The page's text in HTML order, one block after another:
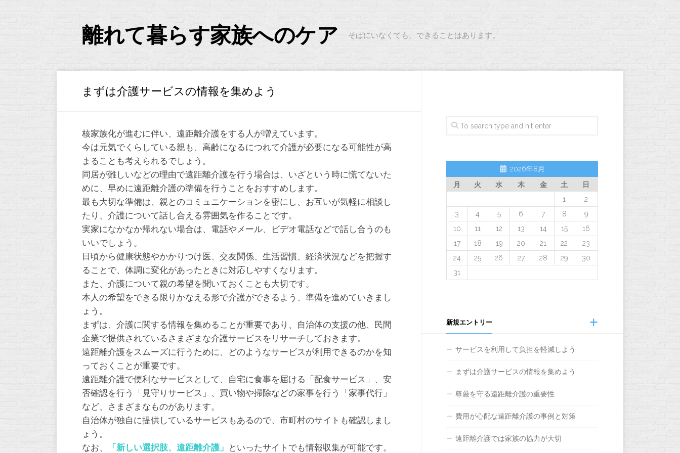
離れて暮らす家族へのケア そばにいなくても、できることはあります。
まずは介護サービスの情報を集めよう
核家族化が進むに伴い、遠距離介護をする人が増えています。
今は元気でくらしている親も、高齢になるにつれて介護が必要になる可能性が高
まることも考えられるでしょう。
同居が難しいなどの理由で遠距離介護を行う場合は、いざという時に慌てないた
めに、早めに遠距離介護の準備を行うことをおすすめします。
最も大切な準備は、親とのコミュニケーションを密にし、お互いが気軽に相談し
たり、介護について話し合える雰囲気を作ることです。
実家になかなか帰れない場合は、電話やメール、ビデオ電話などで話し合うのも
いいでしょう。
日頃から健康状態やかかりつけ医、交友関係、生活習慣、経済状況などを把握す
ることで、体調に変化があったときに対応しやすくなります。
また、介護について親の希望を聞いておくことも大切です。
本人の希望をできる限りかなえる形で介護ができるよう、準備を進めていきまし
ょう。
まずは、介護に関する情報を集めることが重要であり、自治体の支援の他、民間
企業で提供されているさまざまな介護サービスをリサーチしておきます。
遠距離介護をスムーズに行うために、どのようなサービスが利用できるのかを知
っておくことが重要です。
遠距離介護で便利なサービスとして、自宅に食事を届ける「配食サービス」、安
否確認を行う「見守りサービス」、買い物や掃除などの家事を行う「家事代行」
など、さまざまなものがあります。
自治体が独自に提供しているサービスもあるので、市町村のサイトも確認しまし
ょう。
なお、
「 新しい選択肢、遠距離介護 」 といったサイトでも情報収集が可能です。
2026年8月
月
火 水 木 金 土
日
1
2
3
4 5 6 7 8
9
10
11 12 13 14 15
16
17
18 19 20 21 22
23
24
25 26 27 28 29
30
31
新規エントリー
サービスを利用して負担を軽減しよう
まずは介護サービスの情報を集めよう
尊厳を守る遠距離介護の重要性
費用が心配な遠距離介護の事例と対策
遠距離介護では家族の協力が大切